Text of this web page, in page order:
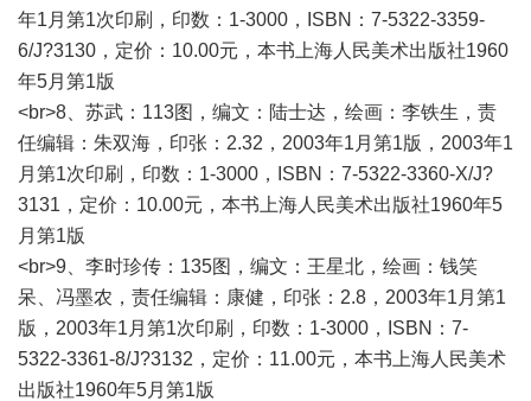
年1月第1次印刷，印数：1-3000，ISBN：7-5322-3359-
6/J?3130，定价：10.00元，本书上海人民美术出版社1960
年5月第1版
<br>8、苏武：113图，编文：陆士达，绘画：李铁生，责
任编辑：朱双海，印张：2.32，2003年1月第1版，2003年1
月第1次印刷，印数：1-3000，ISBN：7-5322-3360-X/J?
3131，定价：10.00元，本书上海人民美术出版社1960年5
月第1版
<br>9、李时珍传：135图，编文：王星北，绘画：钱笑
呆、冯墨农，责任编辑：康健，印张：2.8，2003年1月第1
版，2003年1月第1次印刷，印数：1-3000，ISBN：7-
5322-3361-8/J?3132，定价：11.00元，本书上海人民美术
出版社1960年5月第1版